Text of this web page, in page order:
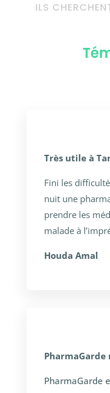
ILS
Très utile à
Fini les
nuit une
prendre les
malade à
Houda Amal
PharmaGarde
PharmaGarde